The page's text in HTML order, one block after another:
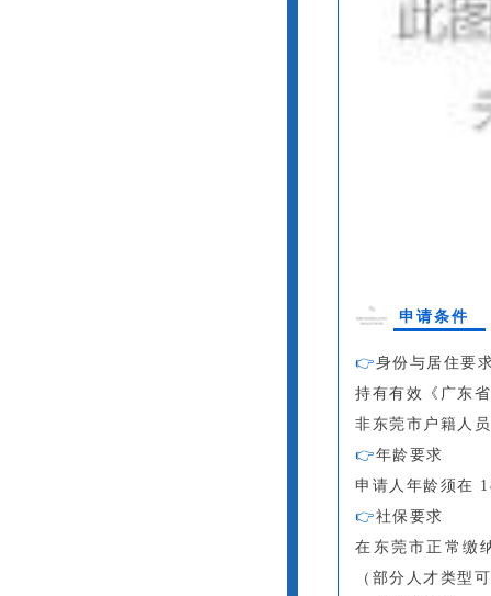
申请条件
👉身份与居住要
持有有效《广东
非东莞市户籍人
👉年龄要求
申请人年龄须在
👉社保要求
在东莞市正常缴
（部分人才类型